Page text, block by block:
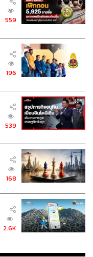
559
196
539
168
2.6K